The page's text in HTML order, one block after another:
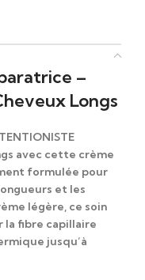
–
Longs
avec cette crème
formulée pour
et les
légère, ce soin
la fibre capillaire
jusqu’à